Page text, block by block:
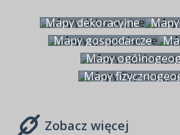
Mapy dekoracyjne
Mapy gospodarcze
Mapy
Mapy
Zobacz więcej